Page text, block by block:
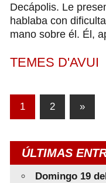
Decápolis. Le
hablaba con
mano sobre él. Él,
TEMES D'AVUI
Paginación
entradas
1 2 »
ÚLTIMAS
Domingo 19